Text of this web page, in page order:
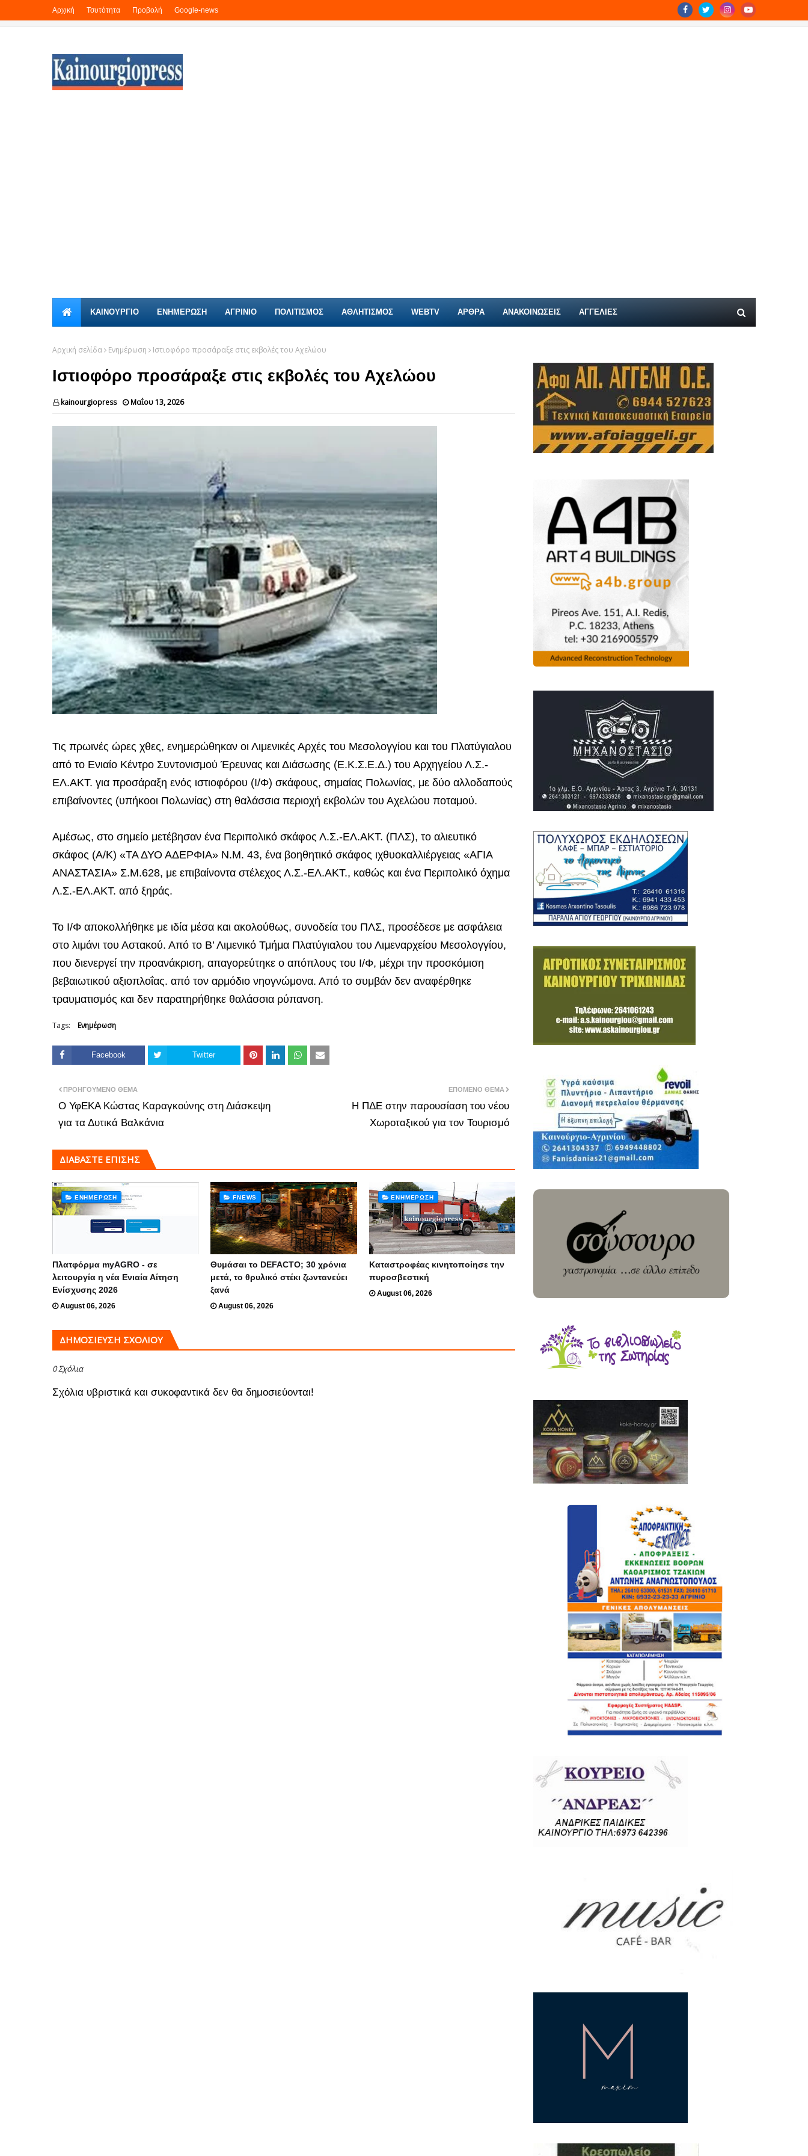
Αρχική Τσυτότητα Προβολή Google-news
ΚΑΙΝΟΎΡΓΙΟ ΕΝΗΜΕΡΩΣΗ ΑΓΡΙΝΙΟ ΠΟΛΙΤΙΣΜΟΣ ΑΘΛΗΤΙΣΜΟΣ WEBTV ΑΡΘΡΑ ΑΝΑΚΟΙΝΩΣΕΙΣ ΑΓΓΕΛΊΕΣ
Αρχική σελίδα Ενημέρωση Ιστιοφόρο προσάραξε στις εκβολές του Αχελώου
Ιστιοφόρο προσάραξε στις εκβολές του Αχελώου
kainourgiopress Μαΐου 13, 2026
Τις πρωινές ώρες χθες, ενημερώθηκαν οι Λιμενικές Αρχές του Μεσολογγίου και του Πλατύγιαλου
από το Ενιαίο Κέντρο Συντονισμού Έρευνας και Διάσωσης (Ε.Κ.Σ.Ε.Δ.) του Αρχηγείου Λ.Σ.-
ΕΛ.ΑΚΤ. για προσάραξη ενός ιστιοφόρου (Ι/Φ) σκάφους, σημαίας Πολωνίας, με δύο αλλοδαπούς
επιβαίνοντες (υπήκοοι Πολωνίας) στη θαλάσσια περιοχή εκβολών του Αχελώου ποταμού.
Αμέσως, στο σημείο μετέβησαν ένα Περιπολικό σκάφος Λ.Σ.-ΕΛ.ΑΚΤ. (ΠΛΣ), το αλιευτικό
σκάφος (Α/Κ) «ΤΑ ΔΥΟ ΑΔΕΡΦΙΑ» Ν.Μ. 43, ένα βοηθητικό σκάφος ιχθυοκαλλιέργειας «ΑΓΙΑ
ΑΝΑΣΤΑΣΙΑ» Σ.Μ.628, με επιβαίνοντα στέλεχος Λ.Σ.-ΕΛ.ΑΚΤ., καθώς και ένα Περιπολικό όχημα
Λ.Σ.-ΕΛ.ΑΚΤ. από ξηράς.
Το Ι/Φ αποκολλήθηκε με ιδία μέσα και ακολούθως, συνοδεία του ΠΛΣ, προσέδεσε με ασφάλεια
στο λιμάνι του Αστακού. Από το Β’ Λιμενικό Τμήμα Πλατύγιαλου του Λιμεναρχείου Μεσολογγίου,
που διενεργεί την προανάκριση, απαγορεύτηκε ο απόπλους του Ι/Φ, μέχρι την προσκόμιση
βεβαιωτικού αξιοπλοΐας. από τον αρμόδιο νηογνώμονα. Από το συμβάν δεν αναφέρθηκε
τραυματισμός και δεν παρατηρήθηκε θαλάσσια ρύπανση.
Tags: Ενημέρωση
Facebook Twitter
ΕΠΌΜΕΝΟ ΘΈΜΑ
Η ΠΔΕ στην παρουσίαση του νέου
Χωροταξικού για τον Τουρισμό
ΠΡΟΗΓΟΎΜΕΝΟ ΘΈΜΑ
Ο ΥφΕΚΑ Κώστας Καραγκούνης στη Διάσκεψη
για τα Δυτικά Βαλκάνια
ΔΙΑΒΑΣΤΕ ΕΠΙΣΗΣ
ΕΝΗΜΈΡΩΣΗ
Πλατφόρμα myAGRO - σε
λειτουργία η νέα Ενιαία Αίτηση
Ενίσχυσης 2026
August 06, 2026
FNEWS
Θυμάσαι το DEFACTO; 30 χρόνια
μετά, το θρυλικό στέκι ζωντανεύει
ξανά
August 06, 2026
ΕΝΗΜΈΡΩΣΗ
Καταστροφέας κινητοποίησε την
πυροσβεστική
August 06, 2026
ΔΗΜΟΣΊΕΥΣΗ ΣΧΟΛΊΟΥ
0 Σχόλια
Σχόλια υβριστικά και συκοφαντικά δεν θα δημοσιεύονται!